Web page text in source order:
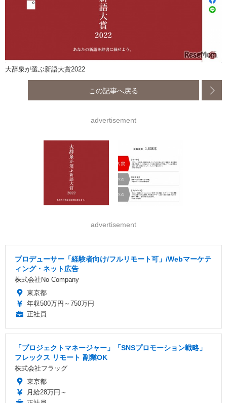
大辞泉が選ぶ新語大賞2022
この記事へ戻る
advertisement
advertisement
プロデューサー「経験者向け/フルリモート可」/Webマーケテ
ィング・ネット広告
株式会社No Company
東京都
年収500万円～750万円
正社員
「プロジェクトマネージャー」「SNSプロモーション戦略」
フレックス リモート 副業OK
株式会社フラッグ
東京都
月給28万円～